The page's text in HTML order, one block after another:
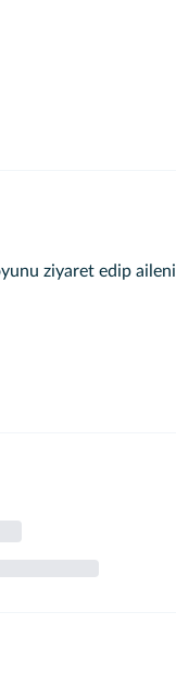
ziyaret edip